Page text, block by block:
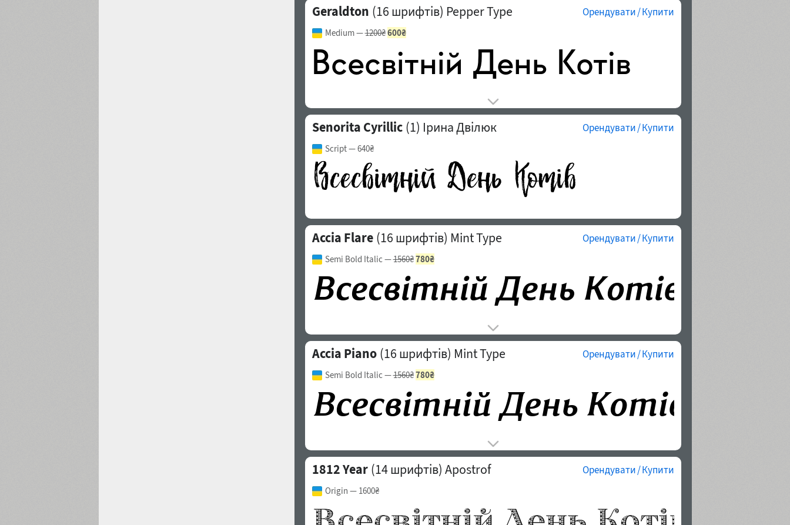
Geraldton (16 шрифтів) Pepper Type Орендувати / Купити
Medium—1200₴600₴
Senorita Cyrillic (1) Ірина Двілюк Орендувати / Купити
Script— 640₴
Accia Flare (16 шрифтів) Mint Type Орендувати / Купити
Semi Bold Italic—1560₴780₴
Accia Piano (16 шрифтів) Mint Type Орендувати / Купити
Semi Bold Italic—1560₴780₴
1812 Year (14 шрифтів) Apostrof Орендувати / Купити
Origin — 1600₴